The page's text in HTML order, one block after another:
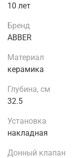
10 лет
Бренд
ABBER
Материал
керамика
Глубина, см
32.5
Установка
накладная
Донный клапан